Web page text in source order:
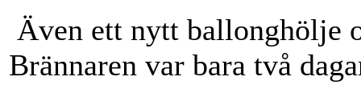
Även ett nytt ballonghölje
Brännaren var bara två